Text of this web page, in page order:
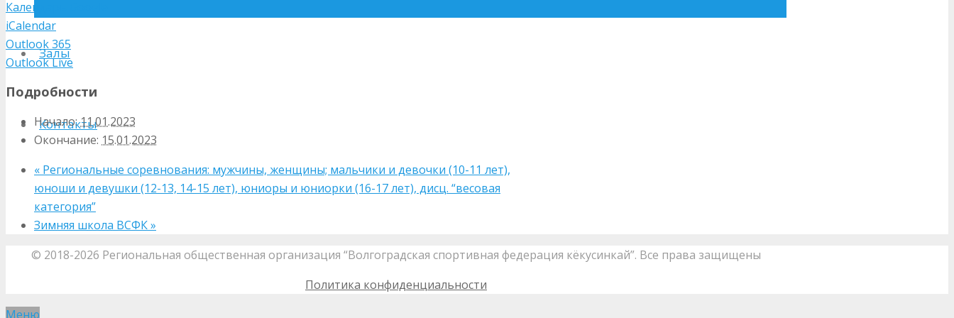
Залы
Контакты
Календарь Google
iCalendar
Outlook 365
Outlook Live
Подробности
Начало:11.01.2023
Окончание: 15.01.2023
« Региональные соревнования: мужчины, женщины; мальчики и девочки (10-11 лет),
юноши и девушки (12-13, 14-15 лет), юниоры и юниорки (16-17 лет), дисц. “весовая
категория”
Зимняя школа ВСФК»
© 2018-2026 Региональная общественная организация “Волгоградская спортивная федерация кёкусинкай”. Все права защищены
Политика конфиденциальности
Меню